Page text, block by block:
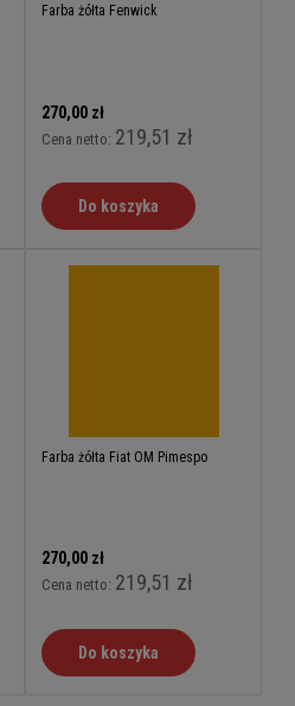
Farba żółta Fenwick
270,00 zł
Cena netto: 219,51 zł
Do koszyka
Farba żółta Fiat OM Pimespo
270,00 zł
Cena netto: 219,51 zł
Do koszyka